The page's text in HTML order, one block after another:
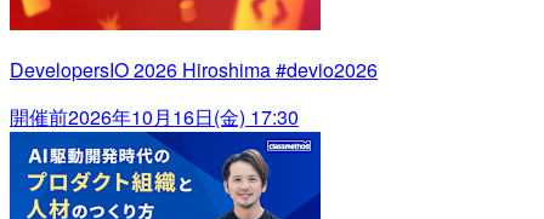
DevelopersIO 2026 Hiroshima #devio2026
開催前2026年10月16日(金) 17:30